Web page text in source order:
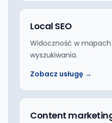
Local SEO
Widoczność w
wyszukiwania.
Zobacz usługę →
Content